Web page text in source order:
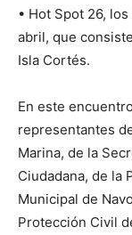
• Hot Spot 26,
abril, que
Isla Cortés.
En este
representantes
Marina, de la
Ciudadana, de la
Municipal de
Protección Civil